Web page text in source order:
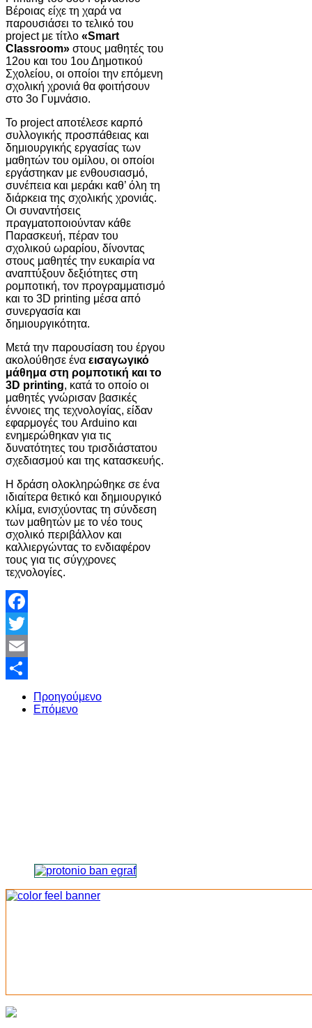
Βέροιας είχε τη χαρά να
παρουσιάσει το τελικό του
project με τίτλο «Smart
Classroom» στους μαθητές του
12ου και του 1ου Δημοτικού
Σχολείου, οι οποίοι την επόμενη
σχολική χρονιά θα φοιτήσουν
στο 3ο Γυμνάσιο.
Το project αποτέλεσε καρπό
συλλογικής προσπάθειας και
δημιουργικής εργασίας των
μαθητών του ομίλου, οι οποίοι
εργάστηκαν με ενθουσιασμό,
συνέπεια και μεράκι καθ’ όλη τη
διάρκεια της σχολικής χρονιάς.
Οι συναντήσεις
πραγματοποιούνταν κάθε
Παρασκευή, πέραν του
σχολικού ωραρίου, δίνοντας
στους μαθητές την ευκαιρία να
αναπτύξουν δεξιότητες στη
ρομποτική, τον προγραμματισμό
και το 3D printing μέσα από
συνεργασία και
δημιουργικότητα.
Μετά την παρουσίαση του έργου
ακολούθησε ένα εισαγωγικό
μάθημα στη ρομποτική και το
3D printing, κατά το οποίο οι
μαθητές γνώρισαν βασικές
έννοιες της τεχνολογίας, είδαν
εφαρμογές του Arduino και
ενημερώθηκαν για τις
δυνατότητες του τρισδιάστατου
σχεδιασμού και της κατασκευής.
Η δράση ολοκληρώθηκε σε ένα
ιδιαίτερα θετικό και δημιουργικό
κλίμα, ενισχύοντας τη σύνδεση
των μαθητών με το νέο τους
σχολικό περιβάλλον και
καλλιεργώντας το ενδιαφέρον
τους για τις σύγχρονες
τεχνολογίες.
Facebook
Twitter
Email
Share
Προηγούμενο
Επόμενο